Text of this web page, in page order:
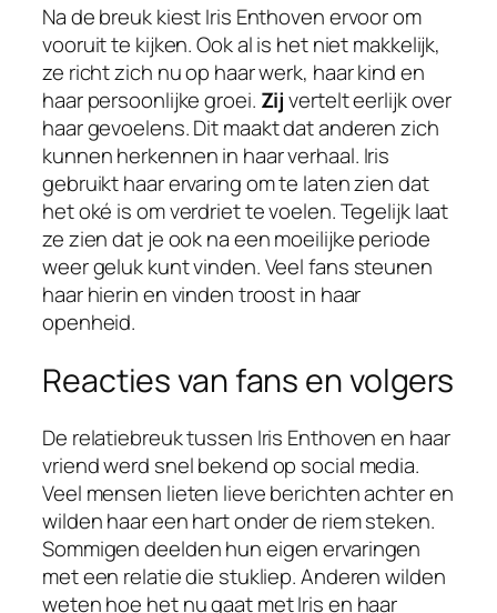
Na de breuk kiest Iris Enthoven ervoor om
vooruit te kijken. Ook al is het niet makkelijk,
ze richt zich nu op haar werk, haar kind en
haar persoonlijke groei. Zijvertelt eerlijk over
haar gevoelens. Dit maakt dat anderen zich
kunnen herkennen in haar verhaal. Iris
gebruikt haar ervaring om te laten zien dat
het oké is om verdriet te voelen. Tegelijk laat
ze zien dat je ook na een moeilijke periode
weer geluk kunt vinden. Veel fans steunen
haar hierin en vinden troost in haar
openheid.
Reacties van fans en volgers
De relatiebreuk tussen Iris Enthoven en haar
vriend werd snel bekend op social media.
Veel mensen lieten lieve berichten achter en
wilden haar een hart onder de riem steken.
Sommigen deelden hun eigen ervaringen
met een relatie die stukliep. Anderen wilden
weten hoe het nu gaat met Iris en haar